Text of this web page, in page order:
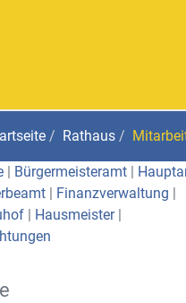
Rathaus
| Bürgermeisteramt |
| Finanzverwaltung |
| Hausmeister|